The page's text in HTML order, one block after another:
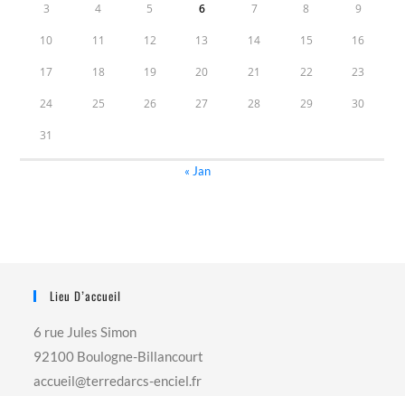
3 4 5 6 7 8 9
10 11 12 13 14 15 16
17 18 19 20 21 22 23
24 25 26 27 28 29 30
31
« Jan
Lieu D’accueil
6 rue Jules Simon
92100 Boulogne-Billancourt
accueil@terredarcs-enciel.fr